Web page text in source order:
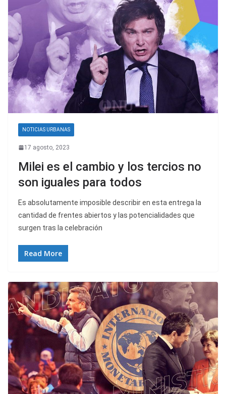
NOTICIAS URBANAS
17 agosto, 2023
Milei es el cambio y los tercios no
son iguales para todos
Es absolutamente imposible describir en esta entrega la
cantidad de frentes abiertos y las potencialidades que
surgen tras la celebración
Read More